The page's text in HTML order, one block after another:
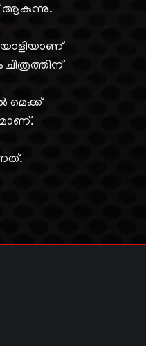
ആകുന്നു.
മെക്ക്